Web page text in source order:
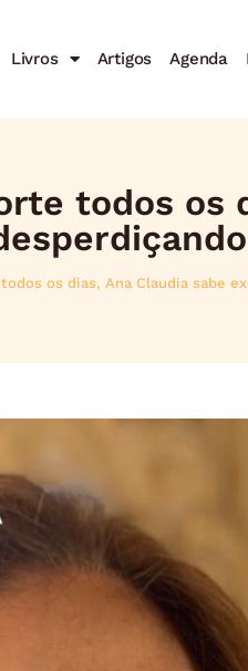
Livros Artigos Agenda
todos os
os dias, Ana Claudia sabe